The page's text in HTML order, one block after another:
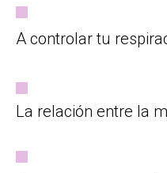
A controlar tu
La relación entre la